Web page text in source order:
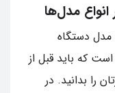
انواع مدل‌ها
مدل دستگاه
که باید قبل از
را بدانید. در